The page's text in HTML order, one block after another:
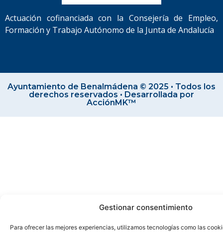
Gestionar consentimiento
Para ofrecer las mejores experiencias, utilizamos tecnologías como las
Actuación cofinanciada con la Consejería de Empleo,
Formación y Trabajo Autónomo de la Junta de Andalucía
Ayuntamiento de Benalmádena © 2025 • Todos los
derechos reservados • Desarrollada por
AcciónMK™